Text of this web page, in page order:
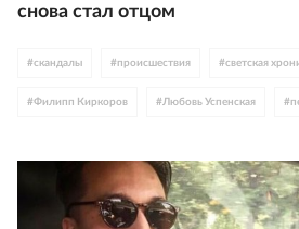
снова стал отцом
#скандалы #происшествия #светская
#Филипп Киркоров # Любовь Успенская #